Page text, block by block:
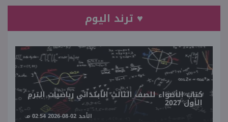
♥ ترند اليوم
كتاب الأضواء للصف الثالث الابتدائي رياضيات الترم
الأول 2027
الأحد 02-08-2026 02:54 مـ